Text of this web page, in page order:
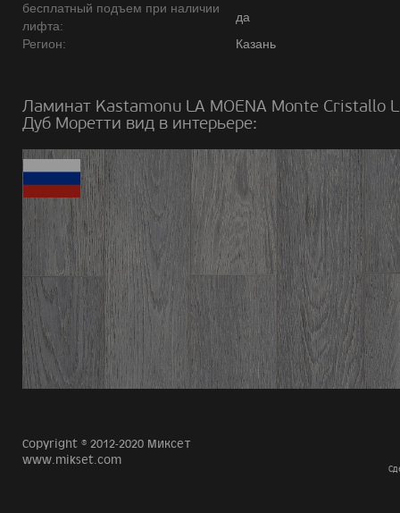
бесплатный подъем при наличии
лифта:
да
Регион:
Казань
Ламинат Kastamonu LA MOENA Monte Cristallo
Дуб Моретти вид в интерьере:
Copyright © 2012-2020 Миксет
www.mikset.com